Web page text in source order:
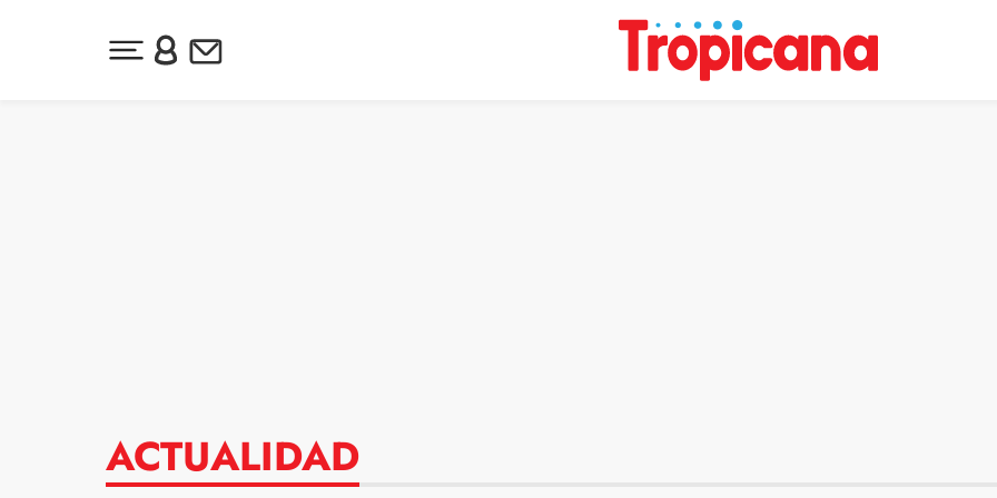
Desplegar menú principal
Inicia sesión o regístrate
Newsletter
ACTUALIDAD